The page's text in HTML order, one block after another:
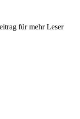
für mehr Leser